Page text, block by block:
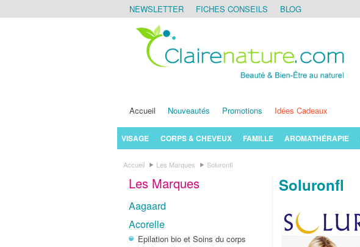
NEWSLETTER FICHES CONSEILS
BLOG
Accueil Nouveautés Promotions Idées Cadeaux
VISAGE CORPS & CHEVEUX FAMILLE AROMATHÉRAPIE
Accueil Les Marques Soluronfl
Soluronfl
Les Marques
Aagaard
Acorelle
Epilation bio et Soins du corps